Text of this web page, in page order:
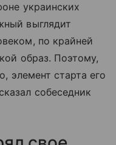
украинских
выглядит
по крайней
образ. Поэтому,
элемент старта его
собеседник